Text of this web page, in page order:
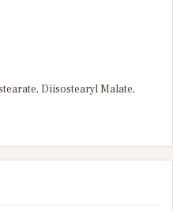
Diisostearyl Malate,